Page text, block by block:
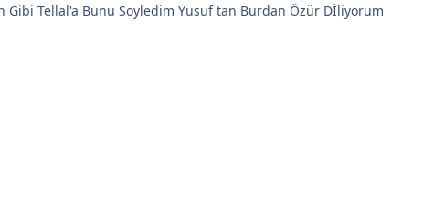
Tellal'a Bunu Soyledim Yusuf tan Burdan Özür Dİliyorum